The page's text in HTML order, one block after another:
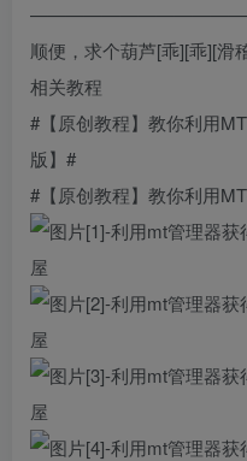
顺便，求个葫芦[乖][乖][滑
相关教程
#【原创教程】教你利用
版】#
#【原创教程】教你利用